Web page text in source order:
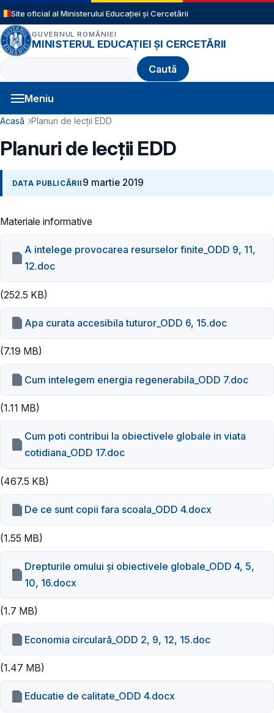
Sari la conținutul principal
Site oficial al Ministerului Educației și Cercetării
GUVERNUL ROMÂNIEI
MINISTERUL EDUCAȚIEI ȘI CERCETĂRII
Caută
Meniu
Navigație principală
Cale de navigare
Acasă Planuri de lecții EDD
Planuri de lecții EDD
DATA PUBLICĂRII 9 martie 2019
Materiale informative
A intelege provocarea resurselor finite_ODD 9, 11,
12.doc
(252.5 KB)
Apa curata accesibila tuturor_ODD 6, 15.doc
(7.19 MB)
Cum intelegem energia regenerabila_ODD 7.doc
(1.11 MB)
Cum poti contribui la obiectivele globale in viata
cotidiana_ODD 17.doc
(467.5 KB)
De ce sunt copii fara scoala_ODD 4.docx
(1.55 MB)
Drepturile omului și obiectivele globale_ODD 4, 5,
10, 16.docx
(1.7 MB)
Economia circulară_ODD 2, 9, 12, 15.doc
(1.47 MB)
Educatie de calitate_ODD 4.docx